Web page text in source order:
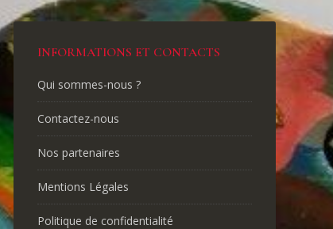
INFORMATIONS ET CONTACTS
Qui sommes-nous ?
Contactez-nous
Nos partenaires
Mentions Légales
Politique de confidentialité